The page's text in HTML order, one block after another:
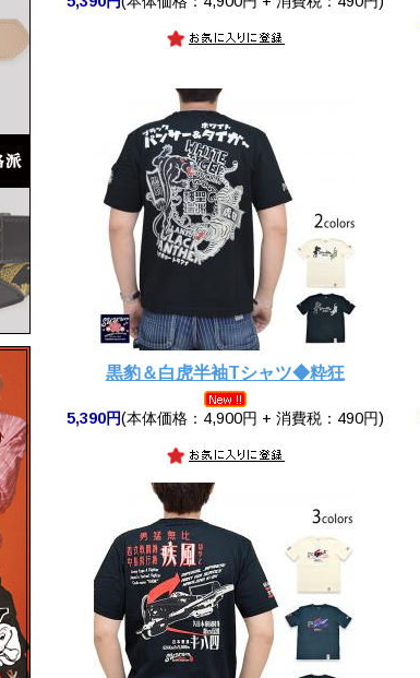
黒豹＆白虎半袖Tシャツ◆粋狂
5,390円(本体価格：4,900円 + 消費税：490円)